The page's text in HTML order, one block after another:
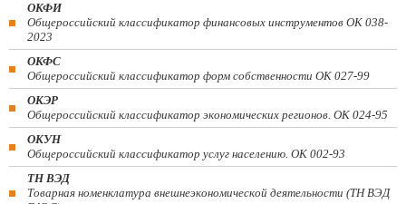
ОКФИ
Общероссийский классификатор финансовых инструментов OK 038-
2023
ОКФС
Общероссийский классификатор форм собственности ОК 027-99
ОКЭР
Общероссийский классификатор экономических регионов. ОК 024-95
ОКУН
Общероссийский классификатор услуг населению. ОК 002-93
ТН ВЭД
Товарная номенклатура внешнеэкономической деятельности (ТН ВЭД